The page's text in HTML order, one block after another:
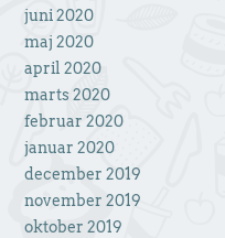
juni 2020
maj 2020
april 2020
marts 2020
februar 2020
januar 2020
december 2019
november 2019
oktober 2019